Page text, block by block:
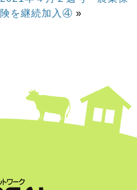
険を継続加入④ »